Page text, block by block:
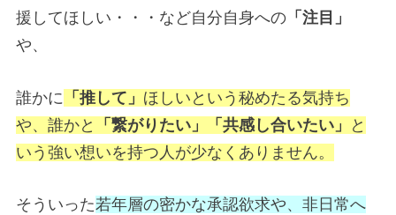
援してほしい・・・など自分自身への 「注目」
や、
誰かに 「推して」 ほしいという秘めたる気持ち
や、誰かと
「繋がりたい」「共感し合いたい」
と
いう強い想いを持つ人が少なくありません。
そういった若年層の密かな承認欲求や、非日常へ